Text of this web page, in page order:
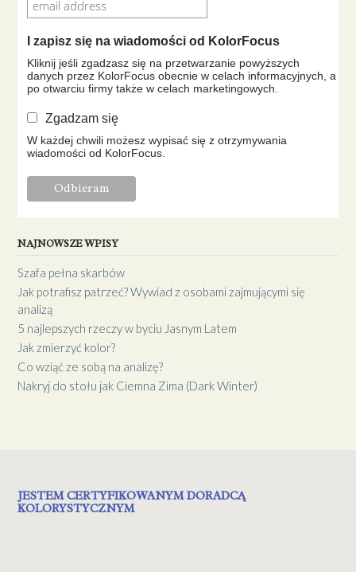
I zapisz się na wiadomości od KolorFocus
Kliknij jeśli zgadzasz się na przetwarzanie powyższych
danych przez KolorFocus obecnie w celach informacyjnych, a
po otwarciu firmy także w celach marketingowych.
Zgadzam się
W każdej chwili możesz wypisać się z otrzymywania
wiadomości od KolorFocus.
NAJNOWSZE WPISY
Szafa pełna skarbów
Jak potrafisz patrzeć? Wywiad z osobami zajmującymi się
analizą
5 najlepszych rzeczy w byciu Jasnym Latem
Jak zmierzyć kolor?
Co wziąć ze sobą na analizę?
Nakryj do stołu jak Ciemna Zima (Dark Winter)
JESTEM CERTYFIKOWANYM DORADCĄ
KOLORYSTYCZNYM